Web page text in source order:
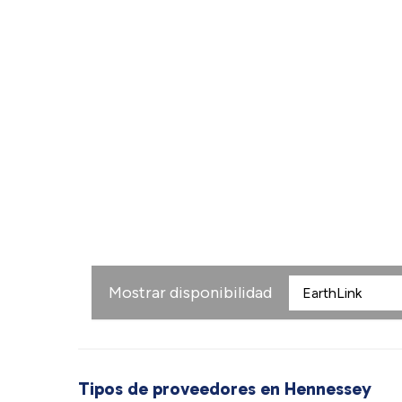
Mostrar disponibilidad
Tipos de proveedores en Hennessey